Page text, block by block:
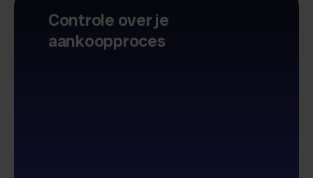
Controle over je
aankoopproces